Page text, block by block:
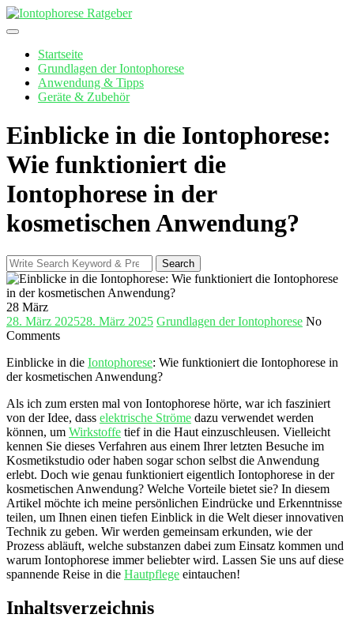
Skip
to
Startseite
Grundlagen der Iontophorese
Anwendung & Tipps
Geräte & Zubehör
Einblicke in die Iontophorese:
Wie funktioniert die
Iontophorese in der
kosmetischen Anwendung?
Search
for:
Search
28 März
28. März 202528. März 2025 Grundlagen der Iontophorese No
Comments
Einblicke in die Iontophorese: Wie funktioniert die Iontophorese in
der kosmetischen Anwendung?
Als ich zum ersten mal von Iontophorese hörte, war ich fasziniert
von der Idee, dass elektrische Ströme dazu verwendet werden
können, um Wirkstoffe tief in die Haut einzuschleusen. Vielleicht
kennen Sie dieses Verfahren aus einem Ihrer letzten Besuche im
Kosmetikstudio oder haben sogar schon selbst die Anwendung
erlebt. Doch wie genau funktioniert eigentlich Iontophorese in der
kosmetischen Anwendung? Welche Vorteile bietet sie? In diesem
Artikel möchte ich meine persönlichen Eindrücke und Erkenntnisse
teilen, um Ihnen einen tiefen Einblick in die Welt dieser innovativen
Technik zu geben. Wir werden gemeinsam erkunden, wie der
Prozess abläuft, welche substanzen dabei zum Einsatz kommen und
warum Iontophorese immer beliebter wird. Lassen Sie uns auf diese
spannende Reise in die Hautpflege eintauchen!
Inhaltsverzeichnis